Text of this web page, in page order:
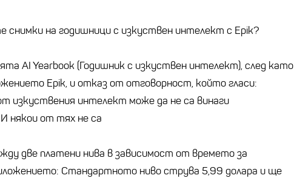
снимки на годишници с изкуствен интелект с Epik?
AI Yearbook (Годишник с изкуствен интелект), след като
Epik, и отказ от отговорност, който гласи:
изкуствения интелект може да не са винаги
някои от тях не са
две платени нива в зависимост от времето за
Стандартното ниво струва 5,99 долара и ще